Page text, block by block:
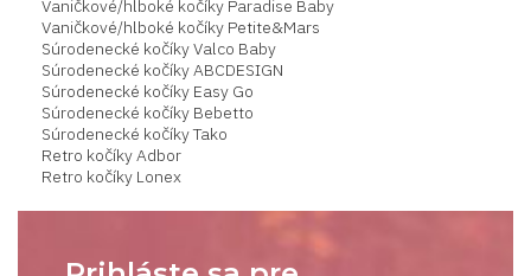
Vaničkové/hlboké kočíky Paradise Baby
Vaničkové/hlboké kočíky Petite&Mars
Súrodenecké kočíky Valco Baby
Súrodenecké kočíky ABCDESIGN
Súrodenecké kočíky Easy Go
Súrodenecké kočíky Bebetto
Súrodenecké kočíky Tako
Retro kočíky Adbor
Retro kočíky Lonex